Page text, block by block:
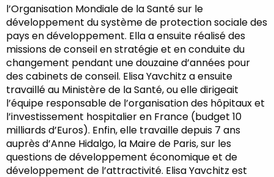
l’Organisation Mondiale de la Santé sur le
développement du système de protection sociale des
pays en développement. Ella a ensuite réalisé des
missions de conseil en stratégie et en conduite du
changement pendant une douzaine d’années pour
des cabinets de conseil. Elisa Yavchitz a ensuite
travaillé au Ministère de la Santé, ou elle dirigeait
l’équipe responsable de l’organisation des hôpitaux et
l’investissement hospitalier en France (budget 10
milliards d’Euros). Enfin, elle travaille depuis 7 ans
auprès d’Anne Hidalgo, la Maire de Paris, sur les
questions de développement économique et de
développement de l’attractivité. Elisa Yavchitz est